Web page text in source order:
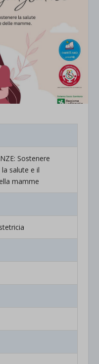
Sostenere
salute e il
mamme